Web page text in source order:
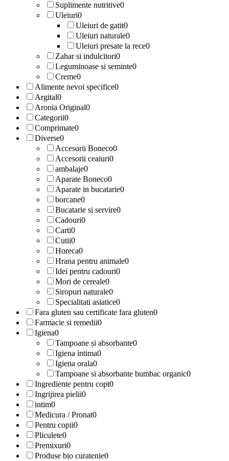
Suplimente nutritive0
Uleiuri0
Uleiuri de gatit0
Uleiuri naturale0
Uleiuri presate la rece0
Zahar si indulcitori0
Leguminoase si seminte0
Creme0
Alimente nevoi specifice0
Argital0
Aronia Original0
Categorii0
Comprimate0
Diverse0
Accesorii Boneco0
Accesorii ceaiuri0
ambalaje0
Aparate Boneco0
Aparate in bucatarie0
borcane0
Bucatarie si servire0
Cadouri0
Carti0
Cutii0
Horeca0
Hrana pentru animale0
Idei pentru cadouri0
Mori de cereale0
Siropuri naturale0
Specialitati asiatice0
Fara gluten sau certificate fara gluten0
Farmacie si remedii0
Igiena0
Tampoane și absorbante0
Igiena intima0
Igiena orala0
Tampoane si absorbante bumbac organic0
Ingrediente pentru copt0
Ingrijirea pielii0
intim0
Medicura / Pronat0
Pentru copii0
Pliculete0
Premixuri0
Produse bio curatenie0